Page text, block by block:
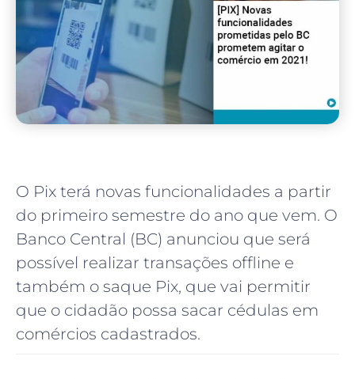
O Pix terá novas funcionalidades a partir
do primeiro semestre do ano que vem. O
Banco Central (BC) anunciou que será
possível realizar transações offline e
também o saque Pix, que vai permitir
que o cidadão possa sacar cédulas em
comércios cadastrados.